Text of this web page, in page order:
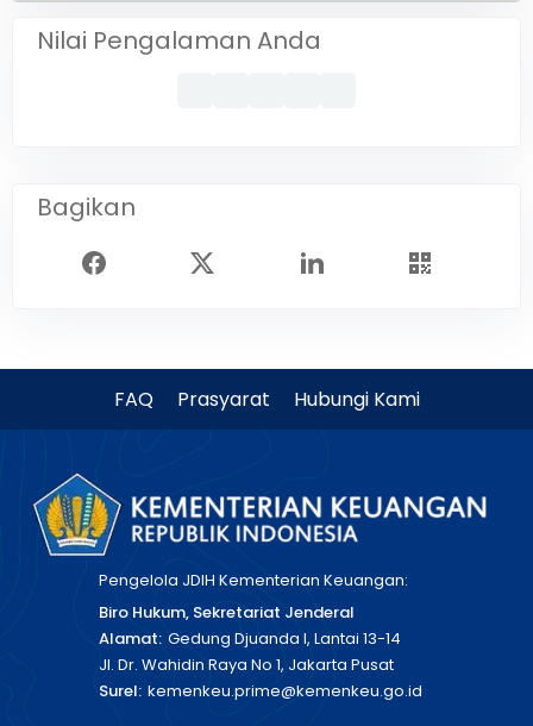
Nilai Pengalaman Anda
Bagikan
FAQ Prasyarat Hubungi Kami
Pengelola JDIH Kementerian Keuangan:
Biro Hukum, Sekretariat Jenderal
Alamat: Gedung Djuanda I, Lantai 13-14
Jl. Dr. Wahidin Raya No 1, Jakarta Pusat
Surel: kemenkeu.prime@kemenkeu.go.id